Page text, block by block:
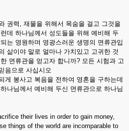
권력, 재물을 위해서 목숨을 걸고 그것을
데 하나님께서 성도들을 위해 예비해 두
는 영원하며 영광스러운 생명의 면류관입
삶이야 말로 얼마나 가치있고 고귀한 것
면류관을 얻고자 합니까? 모든 시험과 고
음으로 사십시오
게 봉사고 복음을 전하여 영혼을 구하는데
나님께서 예비해 두신 면류관으로 하나님
their lives in order to gain money,
things of the world are incomparable to